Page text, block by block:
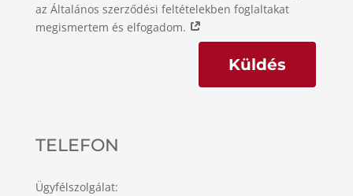
az Általános szerződési feltételekben foglaltakat
megismertem és elfogadom.
Küldés
TELEFON
Ügyfélszolgálat: